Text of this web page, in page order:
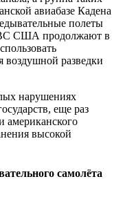
авиабазе Кадена
полеты
США продолжают в
воздушной разведки
нарушениях
еще раз
американского
высокой
самолёта